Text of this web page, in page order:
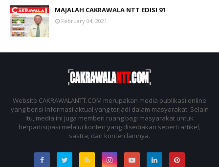
MAJALAH CAKRAWALA NTT EDISI 91
February 04, 2021
Website CAKRAWALANTT.COM merupakan media publikasi online
yang berisi informasi aktual yang terjadi dalam masyarakat. Selain
itu, media ini juga memberi ruang bagi masyarakat untuk
berpartisipasi melalui konten yang disediakan seperti artikel,
sastra, dan konten lainnya.